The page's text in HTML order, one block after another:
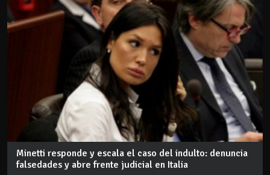
Minetti responde y escala el caso del indulto: denuncia
falsedades y abre frente judicial en Italia